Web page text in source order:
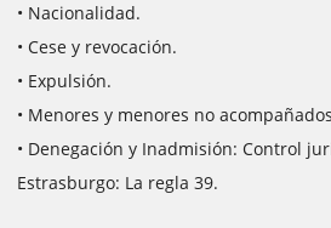
• Nacionalidad.
• Cese y revocación.
• Expulsión.
• Menores y menores no
• Denegación y Inadmisión: Control
Estrasburgo: La regla 39.